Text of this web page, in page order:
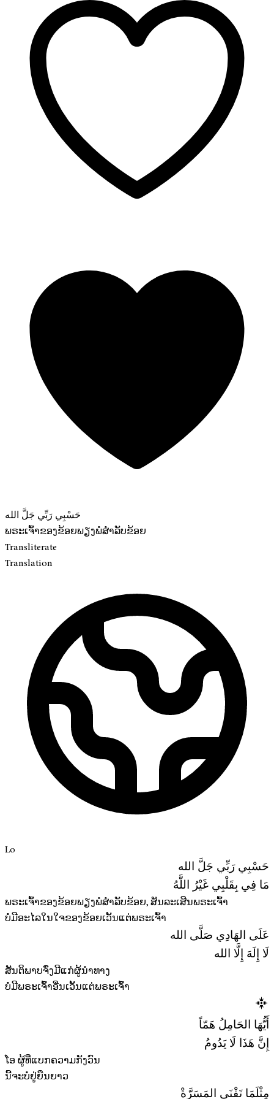
حَسْبِي رَبِّي جَلَّ الله
ພຣະເຈົ້າຂອງຂ້ອຍພຽງພໍສໍາລັບຂ້ອຍ
Transliterate
Translation
Lo
حَسْبِي رَبِّي جَلَّ الله
مَا فِي بِقَلْبِي غَيْرُ اللَّهُ
ພຣະເຈົ້າຂອງຂ້ອຍພຽງພໍສໍາລັບຂ້ອຍ, ສັນລະເສີນພຣະເຈົ້າ
ບໍ່ມີອະໄລໃນໃຈຂອງຂ້ອຍເວັ້ນແຕ່ພຣະເຈົ້າ
عَلَى الهَادِي صَلَّى الله
لَا إِلَهَ إِلَّا الله
ສັນຕິພາບຈົ່ງມີແກ່ຜູ້ນໍາທາງ
ບໍ່ມີພຣະເຈົ້າອື່ນເວັ້ນແຕ່ພຣະເຈົ້າ
أَيُّهَا الحَامِلُ هَمّاً
إِنَّ هَذَا لَا يَدُومُ
ໂອ ຜູ້ທີ່ແບກຄວາມກັງວົນ
ນີ້ຈະບໍ່ຢູ່ຍືນຍາວ
مِثْلَمَا تَفْنَى المَسَرَّةْ